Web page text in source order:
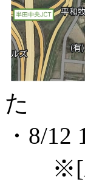
た
・8/
※[A]